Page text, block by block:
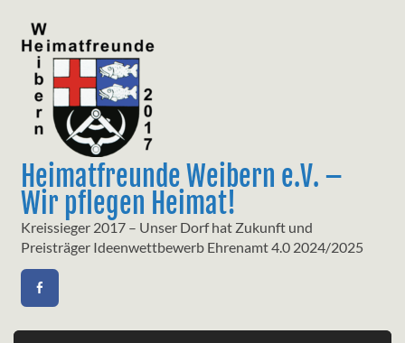
content
Heimatfreunde Weibern e.V. –
Wir pflegen Heimat!
Kreissieger 2017 – Unser Dorf hat Zukunft und
Preisträger Ideenwettbewerb Ehrenamt 4.0 2024/2025